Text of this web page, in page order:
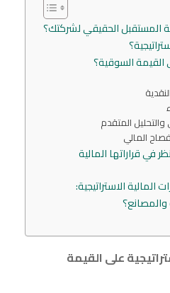
المستقبل الحقيقي لشركتك؟
القيمة السوقية؟
في قراراتها المالية
الاستراتيجية:
على القيمة